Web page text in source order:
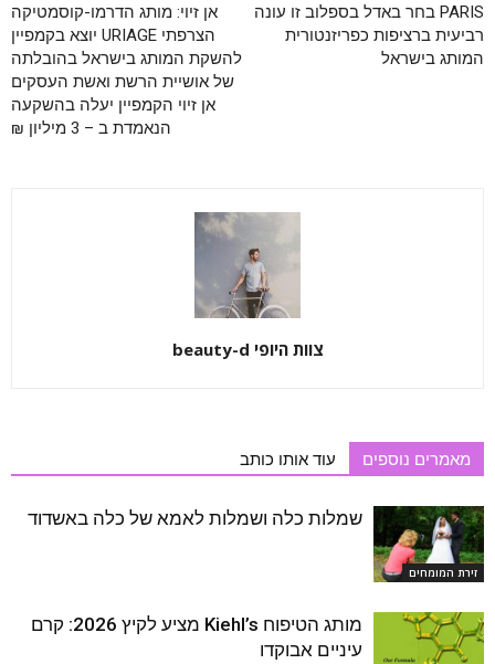
PARIS בחר באדל בספלוב זו עונה
רביעית ברציפות כפריזנטורית
המותג בישראל
אן זיוי: מותג הדרמו-קוסמטיקה
הצרפתי URIAGE יוצא בקמפיין
להשקת המותג בישראל בהובלתה
של אושיית הרשת ואשת העסקים
אן זיוי הקמפיין יעלה בהשקעה
הנאמדת ב – 3 מיליון ₪
צוות היופי beauty-d
מאמרים נוספים עוד אותו כותב
זירת המומחים
שמלות כלה ושמלות לאמא של כלה באשדוד
מותג הטיפוח Kiehl’s מציע לקיץ 2026: קרם
עיניים אבוקדו